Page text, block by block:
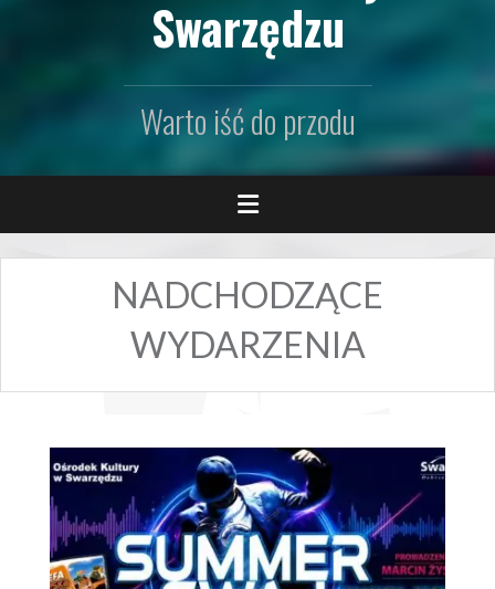
Swarzędzu
Warto iść do przodu
NADCHODZĄCE
WYDARZENIA